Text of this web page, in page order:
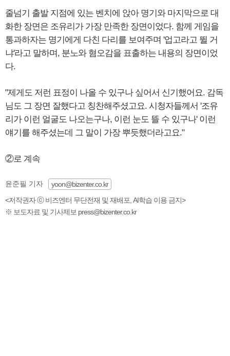
줄넘기 출발 지점에 있는 벤치에 앉아 명기와 마지막으로 대
화한 장면은 조유리가 가장 만족한 장면이었다. 함께 게임을
통과하자는 명기에게 다친 다리를 보여주며 '업고라고 뛸 거
냐'라고 말하며, 분노와 혐오감을 표출하는 내용의 장면이었
다.
"제게도 저런 표정이 나올 수 있구나 싶어서 신기했어요. 감독
님도 그 장면 잘했다고 칭찬해주셨고요. 시청자들께서 '조유
리가 이런 얼굴도 나오는구나, 이런 눈도 뜰 수 있구나' 이런
얘기를 해주셨는데 그 말이 가장 뿌듯했더라고요."
②로 계속
윤준필 기자
yoon@bizenter.co.kr
<저작권자 ⓒ 비즈엔터 무단전재 및 재배포, AI학습 이용 금지>
※ 보도자료 및 기사제보 press@bizenter.co.kr